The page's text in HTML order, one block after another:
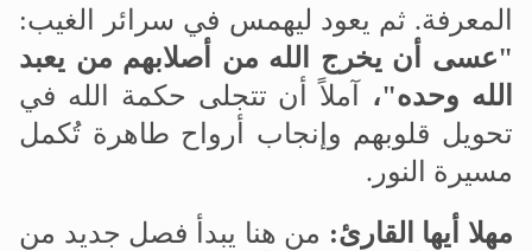
المعرفة. ثم يعود ليهمس في سرائر الغيب:
"عسى أن يخرج الله من أصلابهم من يعبد
الله وحده"، آملاً أن تتجلى حكمة الله في
تحويل قلوبهم وإنجاب أرواح طاهرة تُكمل
مسيرة النور.
مهلا أيها القارئ: من هنا يبدأ فصل جديد من